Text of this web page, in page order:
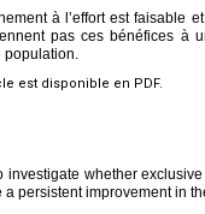
à l’effort est faisable
pas ces bénéfices à
population.
est disponible en PDF.
investigate whether
persistent improvement in